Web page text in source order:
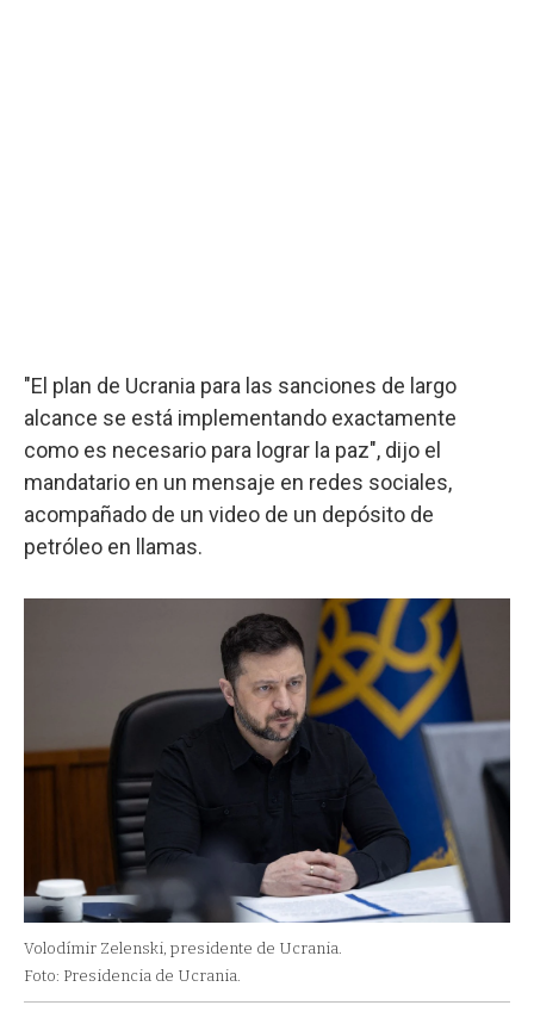
"El plan de Ucrania para las sanciones de largo
alcance se está implementando exactamente
como es necesario para lograr la paz", dijo el
mandatario en un mensaje en redes sociales,
acompañado de un video de un depósito de
petróleo en llamas.
Volodímir Zelenski, presidente de Ucrania.
Foto: Presidencia de Ucrania.